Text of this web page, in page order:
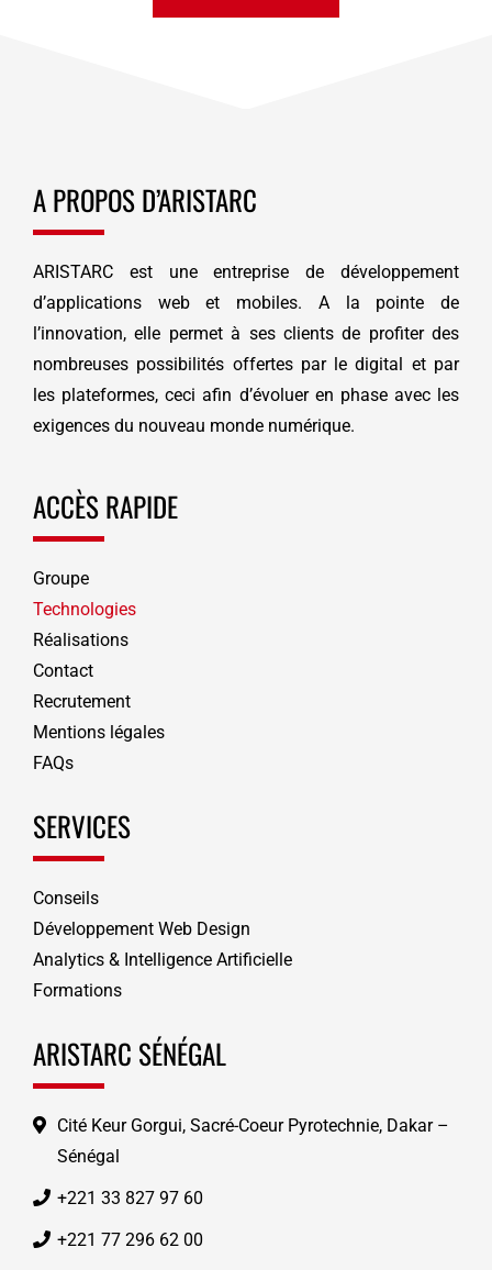
A PROPOS D’ARISTARC
ARISTARC est une entreprise de développement
d’applications web et mobiles. A la pointe de
l’innovation, elle permet à ses clients de profiter des
nombreuses possibilités offertes par le digital et par
les plateformes, ceci afin d’évoluer en phase avec les
exigences du nouveau monde numérique.
ACCÈS RAPIDE
Groupe
Technologies
Réalisations
Contact
Recrutement
Mentions légales
FAQs
SERVICES
Conseils
Développement Web Design
Analytics & Intelligence Artificielle
Formations
ARISTARC SÉNÉGAL
Cité Keur Gorgui, Sacré-Coeur Pyrotechnie, Dakar –
Sénégal
+221 33 827 97 60
+221 77 296 62 00